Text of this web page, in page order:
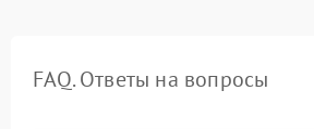
FAQ. Ответы на вопросы